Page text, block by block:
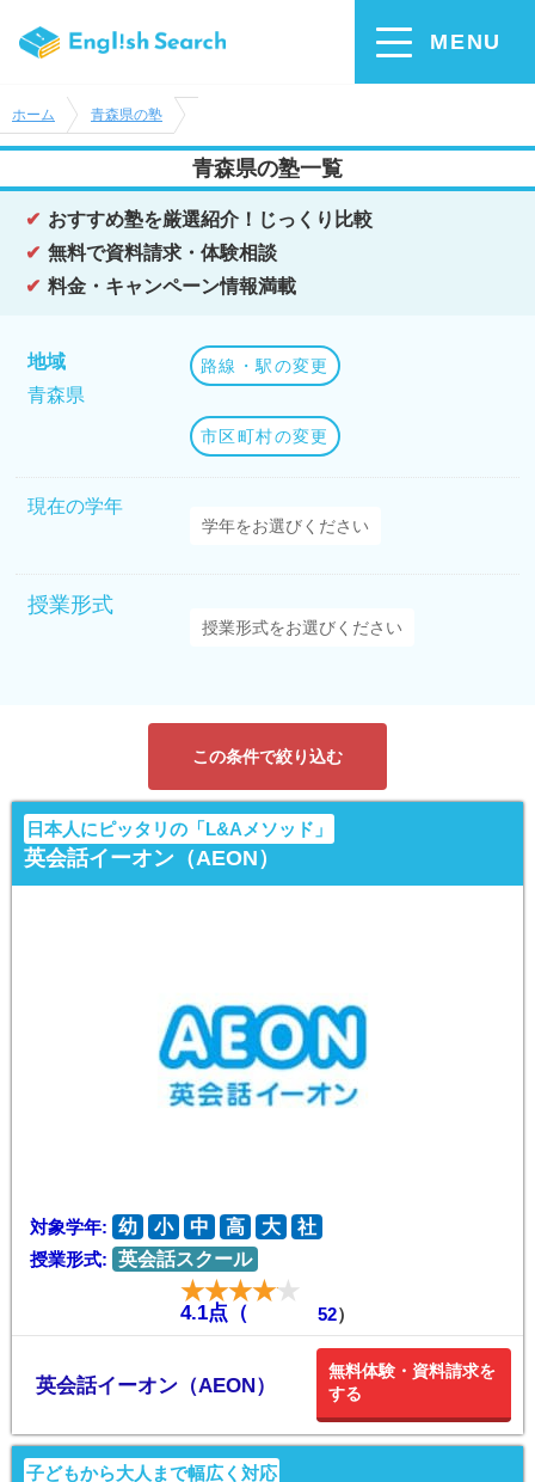
MENU
ホーム 青森県の塾
青森県の塾一覧
おすすめ塾を厳選紹介！じっくり比較
無料で資料請求・体験相談
料金・キャンペーン情報満載
地域
青森県
路線・駅の変更
市区町村の変更
現在の学年
授業形式
この条件で絞り込む
日本人にピッタリの「L&Aメソッド」
英会話イーオン（AEON）
対象学年: 幼 小 中 高 大
社
授業形式: 英会話スクール
4.1点（ 52）
英会話イーオン（AEON）
無料体験・資料請求を
する
子どもから大人まで幅広く対応